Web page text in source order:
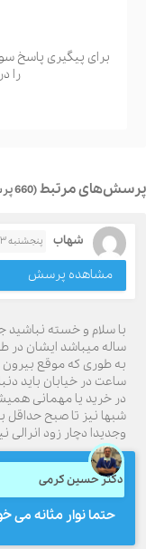
برای پیگیری پاسخ
را
پرسش‌های مرتبط(660 پرسش)
شهاب پنجشنبه ۱۳ آذر ۹۳( 1 دهه پیش)
مشاهده پرسش
ساله میباشد ایشان در
ساعت در خیابان باید
در خرید یا مهمانی
وجدیدا دچار زود انرالی
دکتر حسین کرمی
حتما نوار مثانه می خواهد